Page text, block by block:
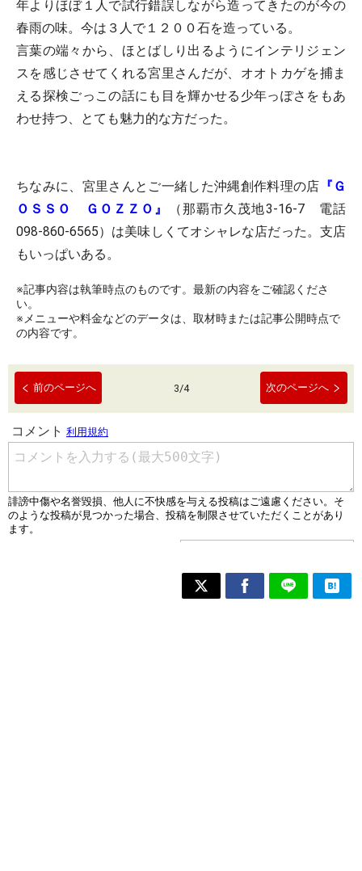
年よりほぼ１人で試行錯誤しながら造ってきたのが今の
春雨の味。今は３人で１２００石を造っている。
言葉の端々から、ほとばしり出るようにインテリジェン
スを感じさせてくれる宮里さんだが、オオトカゲを捕ま
える探検ごっこの話にも目を輝かせる少年っぽさをもあ
わせ持つ、とても魅力的な方だった。
ちなみに、宮里さんとご一緒した沖縄創作料理の店 『Ｇ
ＯＳＳＯ ＧＯＺＺＯ』
（那覇市久茂地3-16-7 電話
098-860-6565）は美味しくてオシャレな店だった。支店
もいっぱいある。
※記事内容は執筆時点のものです。最新の内容をご確認くださ
い。
※メニューや料金などのデータは、取材時または記事公開時点で
の内容です。
前のページへ 3/4 次のページへ